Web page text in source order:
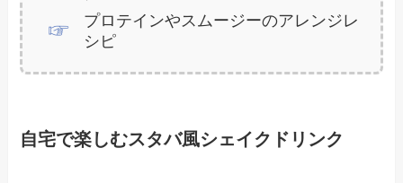
プロテインやスムージーのアレンジレ
シピ
自宅で楽しむスタバ風シェイクドリンク